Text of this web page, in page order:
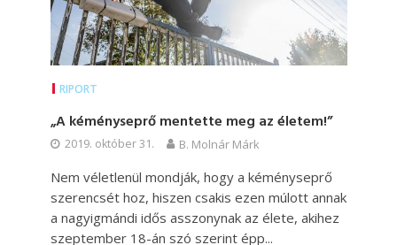
RIPORT
„A kéményseprő mentette meg az életem!”
2019. október 31. B. Molnár Márk
Nem véletlenül mondják, hogy a kéményseprő
szerencsét hoz, hiszen csakis ezen múlott annak
a nagyigmándi idős asszonynak az élete, akihez
szeptember 18-án szó szerint épp...